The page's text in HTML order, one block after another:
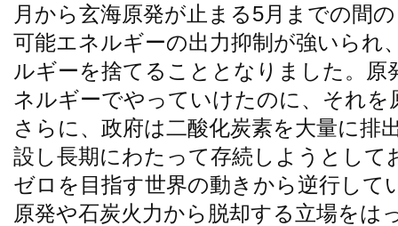
月から玄海原発が止まる5月までの間
可能エネルギーの出力抑制が強いられ
ルギーを捨てることとなりました。原
ネルギーでやっていけたのに、それ
さらに、政府は二酸化炭素を大量に排
設し長期にわたって存続しようとして
ゼロを目指す世界の動きから逆行して
原発や石炭火力から脱却する立場をは